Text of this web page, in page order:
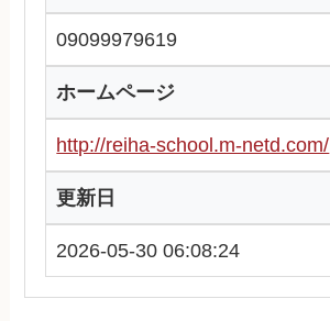
09099979619
ホームページ
http://reiha-school.m-netd.com/
更新日
2026-05-30 06:08:24